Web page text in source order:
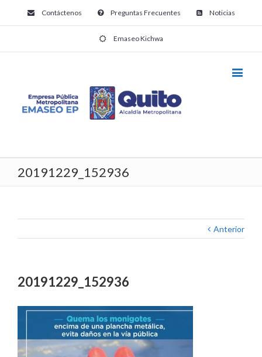
Contáctenos Preguntas Frecuentes Noticias
Emaseo Kichwa
20191229_152936
Anterior
20191229_152936